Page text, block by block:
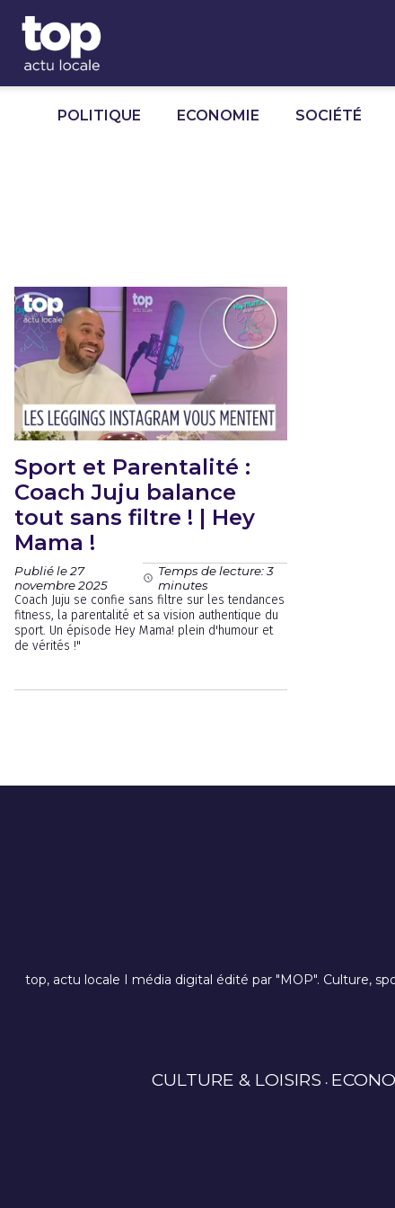
POLITIQUE ECONOMIE SOCIÉTÉ
Sport et Parentalité :
Coach Juju balance
tout sans filtre ! | Hey
Mama !
Publié le 27
novembre 2025
Temps de lecture: 3
minutes
Coach Juju se confie sans filtre sur les tendances
fitness, la parentalité et sa vision authentique du
sport. Un épisode Hey Mama! plein d'humour et
de vérités !"
top, actu locale I média digital édité par "MOP". Culture,
CULTURE & LOISIRS